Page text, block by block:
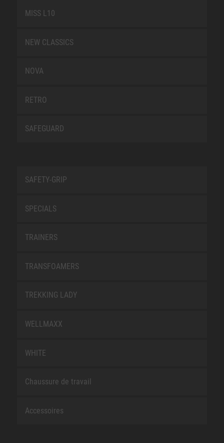
MISS L10
NEW CLASSICS
NOVA
RETRO
SAFEGUARD
SAFETY-GRIP
SPECIALS
TRAINERS
TRANSFOAMERS
TREKKING LADY
WELLMAXX
WHITE
Chaussure de travail
Accessoires